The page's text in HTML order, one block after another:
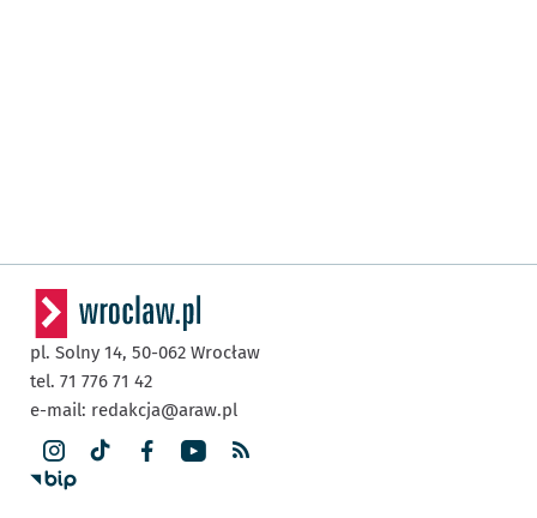
pl. Solny 14, 50-062 Wrocław
tel. 71 776 71 42
e-mail: redakcja@araw.pl